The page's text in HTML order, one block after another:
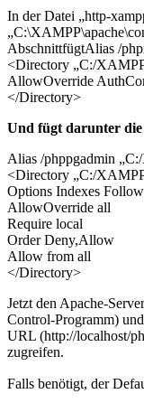
In der Datei „http-
AbschnittfügtAlias /
<Directory „C:/
AllowOverride
</Directory>
Und fügt darunter
Alias /phppgadmin
<Directory „C:/
Options Indexes
AllowOverride all
Require local
Order Deny,Allow
Allow from all
</Directory>
Jetzt den Apache-
Control-Programm)
URL (http://localhost/
zugreifen.
Falls benötigt, der